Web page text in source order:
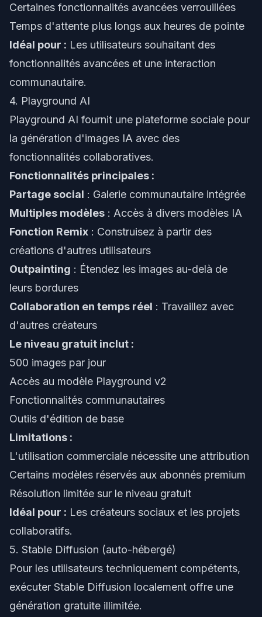
Certaines fonctionnalités avancées verrouillées
Temps d'attente plus longs aux heures de pointe
Idéal pour : Les utilisateurs souhaitant des
fonctionnalités avancées et une interaction
communautaire.
4. Playground AI
Playground AI fournit une plateforme sociale pour
la génération d'images IA avec des
fonctionnalités collaboratives.
Fonctionnalités principales :
Partage social : Galerie communautaire intégrée
Multiples modèles : Accès à divers modèles IA
Fonction Remix : Construisez à partir des
créations d'autres utilisateurs
Outpainting : Étendez les images au-delà de
leurs bordures
Collaboration en temps réel : Travaillez avec
d'autres créateurs
Le niveau gratuit inclut :
500 images par jour
Accès au modèle Playground v2
Fonctionnalités communautaires
Outils d'édition de base
Limitations :
L'utilisation commerciale nécessite une attribution
Certains modèles réservés aux abonnés premium
Résolution limitée sur le niveau gratuit
Idéal pour : Les créateurs sociaux et les projets
collaboratifs.
5. Stable Diffusion (auto-hébergé)
Pour les utilisateurs techniquement compétents,
exécuter Stable Diffusion localement offre une
génération gratuite illimitée.